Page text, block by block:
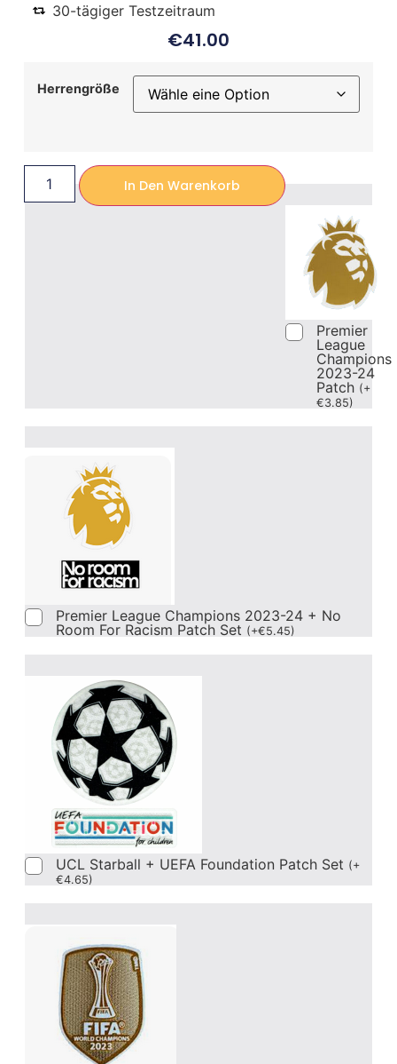
30-tägiger Testzeitraum
€41.00
Herrengröße
In Den Warenkorb
Premier
League
Champions
2023-24
Patch (+
€3.85)
Premier League Champions 2023-24 + No
Room For Racism Patch Set (+€5.45)
UCL Starball + UEFA Foundation Patch Set (+
€4.65)